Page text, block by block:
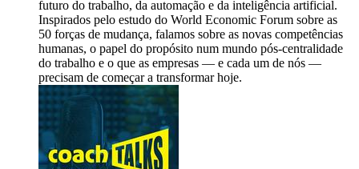
futuro do trabalho, da automação e da inteligência artificial.
Inspirados pelo estudo do World Economic Forum sobre as
50 forças de mudança, falamos sobre as novas competências
humanas, o papel do propósito num mundo pós-centralidade
do trabalho e o que as empresas — e cada um de nós —
precisam de começar a transformar hoje.